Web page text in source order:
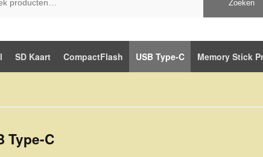
Zoeken
SD Kaart CompactFlash USB Type-C Memory Stick
Type-C